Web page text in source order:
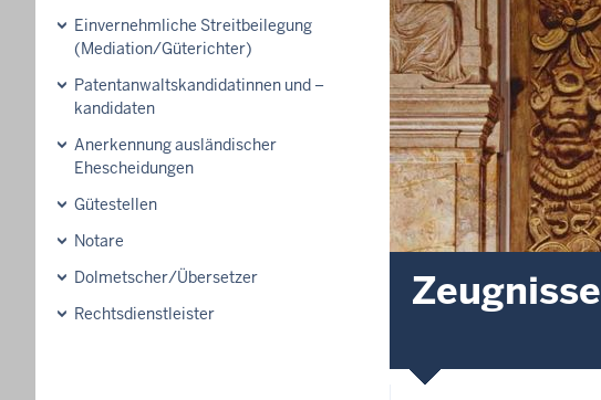
Einvernehmliche Streitbeilegung
(Mediation/Güterichter)
Patentanwaltskandidatinnen und –
kandidaten
Anerkennung ausländischer
Ehescheidungen
Gütestellen
Notare
Dolmetscher/Übersetzer
Rechtsdienstleister
Zeugnisse